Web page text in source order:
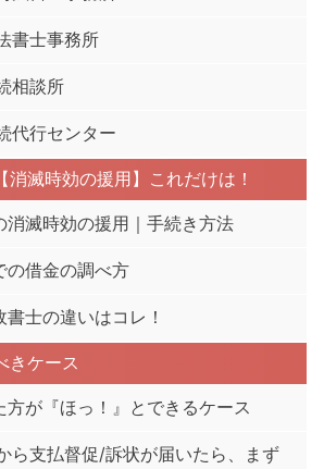
書士事務所
相談所
代行センター
消滅時効の援用】これだけは！
消滅時効の援用｜手続き方法
の借金の調べ方
士の違いはコレ！
きケース
方が『ほっ！』とできるケース
ら支払督促/訴状が届いたら、まず